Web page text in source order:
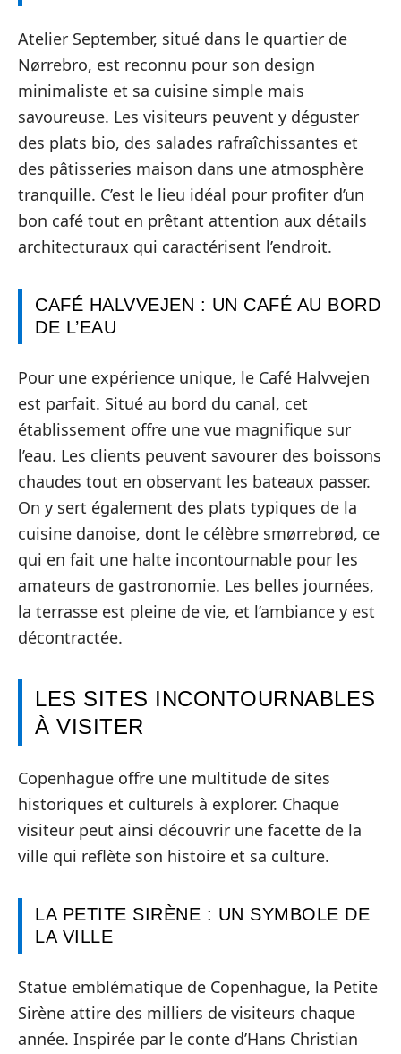
Atelier September, situé dans le quartier de
Nørrebro, est reconnu pour son design
minimaliste et sa cuisine simple mais
savoureuse. Les visiteurs peuvent y déguster
des plats bio, des salades rafraîchissantes et
des pâtisseries maison dans une atmosphère
tranquille. C’est le lieu idéal pour profiter d’un
bon café tout en prêtant attention aux détails
architecturaux qui caractérisent l’endroit.
CAFÉ HALVVEJEN : UN CAFÉ AU BORD
DE L’EAU
Pour une expérience unique, le Café Halvvejen
est parfait. Situé au bord du canal, cet
établissement offre une vue magnifique sur
l’eau. Les clients peuvent savourer des boissons
chaudes tout en observant les bateaux passer.
On y sert également des plats typiques de la
cuisine danoise, dont le célèbre smørrebrød, ce
qui en fait une halte incontournable pour les
amateurs de gastronomie. Les belles journées,
la terrasse est pleine de vie, et l’ambiance y est
décontractée.
LES SITES INCONTOURNABLES
À VISITER
Copenhague offre une multitude de sites
historiques et culturels à explorer. Chaque
visiteur peut ainsi découvrir une facette de la
ville qui reflète son histoire et sa culture.
LA PETITE SIRÈNE : UN SYMBOLE DE
LA VILLE
Statue emblématique de Copenhague, la Petite
Sirène attire des milliers de visiteurs chaque
année. Inspirée par le conte d’Hans Christian